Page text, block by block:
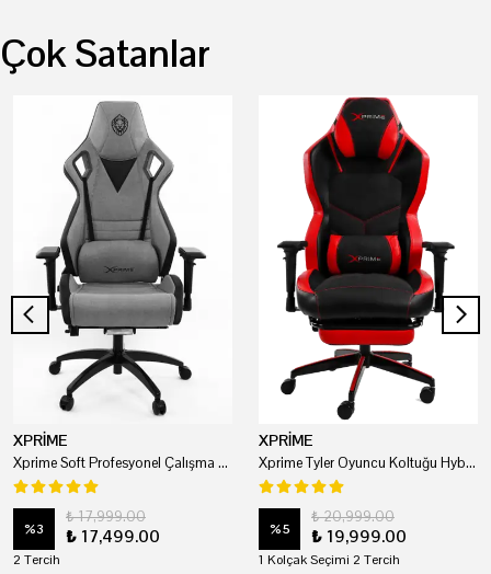
Çok Satanlar
XPRİME
Xprime Soft Profesyonel Çalışma Ve Oyuncu Koltuğu
%3
₺ 17,999.00
₺ 17,499.00
2 Tercih
XPRİME
Xprime Tyler Oyuncu Koltuğu Hybrid Kumaş Kırmızı
%5
₺ 20,999.00
₺ 19,999.00
1 Kolçak Seçimi 2 Tercih